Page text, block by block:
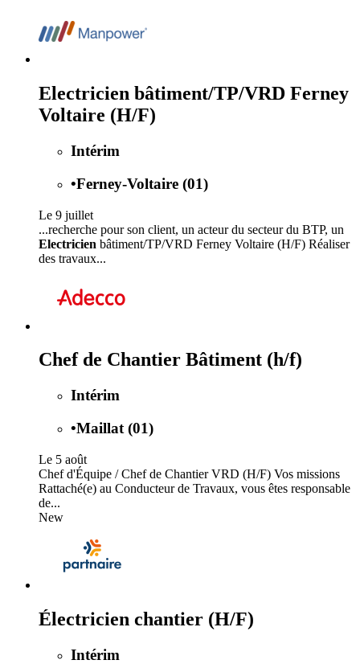
Electricien bâtiment/TP/VRD Ferney
Voltaire (H/F)
Intérim
•Ferney-Voltaire (01)
Le 9 juillet
...recherche pour son client, un acteur du secteur du BTP, un
Electricien bâtiment/TP/VRD Ferney Voltaire (H/F) Réaliser
des travaux...
Chef de Chantier Bâtiment (h/f)
Intérim
•Maillat (01)
Le 5 août
Chef d'Équipe / Chef de Chantier VRD (H/F) Vos missions
Rattaché(e) au Conducteur de Travaux, vous êtes responsable
de...
New
Électricien chantier (H/F)
Intérim